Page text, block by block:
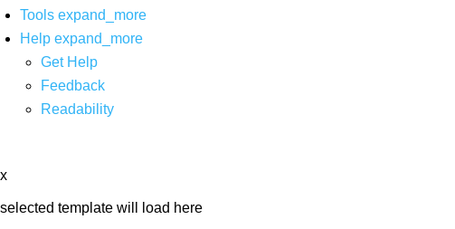
Tools expand_more
Help expand_more
Get Help
Feedback
Readability
x
selected template will load here